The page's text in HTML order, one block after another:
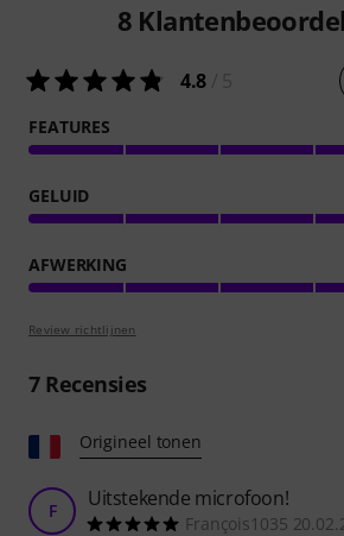
8
4.8
FEATURES
GELUID
AFWERKING
Review richtlijnen
7Recensies
Origineel tonen
F Uitstekende microfoon!
François1035